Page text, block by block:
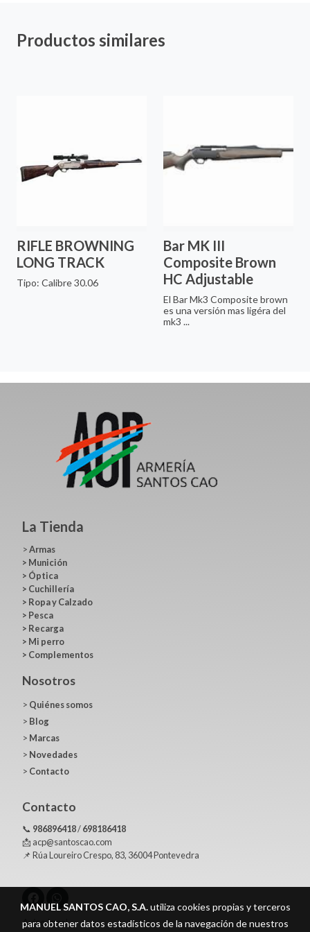
Productos similares
RIFLE BROWNING
LONG TRACK
Tipo: Calibre 30.06
Bar MK III
Composite Brown
HC Adjustable
El Bar Mk3 Composite brown
es una versión mas ligéra del
mk3 ...
La Tienda
>Armas
> Munición
> Óptica
> Cuchillería
> Ropa y Calzado
> Pesca
> Recarga
> Mi perro
> Complementos
Nosotros
> Quiénes somos
> Blog
> Marcas
> Novedades
> Contacto
Contacto
📞 986896418/698186418
📩 acp@santoscao.com
📌 Rúa Loureiro Crespo, 83, 36004 Pontevedra
Aviso legal
MANUEL SANTOS CAO, S.A.utiliza cookies propias y terceros
para obtener datos estadísticos de la navegación de nuestros